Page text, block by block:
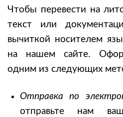
Чтобы перевести на
текст или
вычиткой носителем
на нашем сайте.
одним из следующих
Отправка по
отправьте нам